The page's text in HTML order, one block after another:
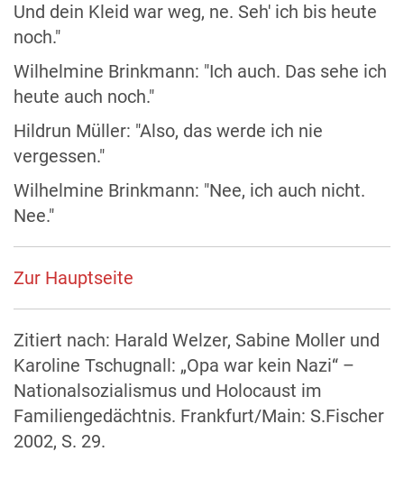
Und dein Kleid war weg, ne. Seh' ich bis heute
noch."
Wilhelmine Brinkmann: "Ich auch. Das sehe ich
heute auch noch."
Hildrun Müller: "Also, das werde ich nie
vergessen."
Wilhelmine Brinkmann: "Nee, ich auch nicht.
Nee."
Zur Hauptseite
Zitiert nach: Harald Welzer, Sabine Moller und
Karoline Tschugnall: „Opa war kein Nazi“ –
Nationalsozialismus und Holocaust im
Familiengedächtnis. Frankfurt/Main: S.Fischer
2002, S. 29.